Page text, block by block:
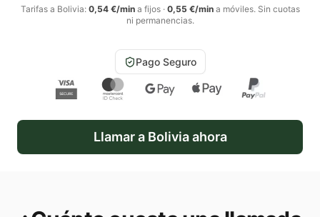
Tarifas a Bolivia: 0,54 €/mina fijos· 0,55 €/mina móviles. Sin cuotas
ni permanencias.
Pago Seguro
Llamar a Boliviaahora